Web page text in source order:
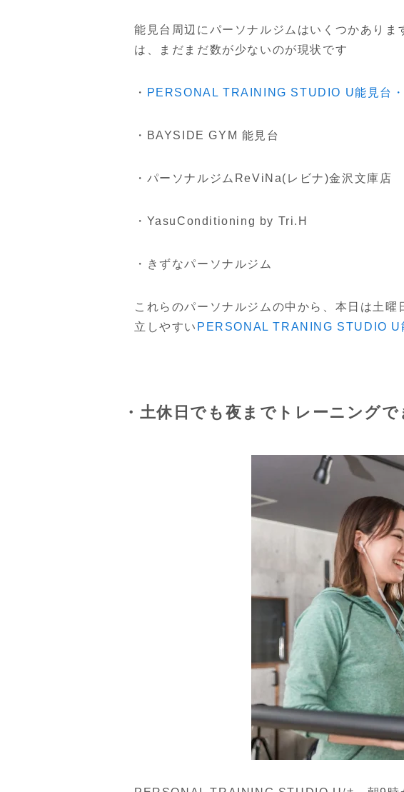
能見台周辺にパーソナルジムはいくつかあり
は、まだまだ数が少ないのが現状です
・ PERSONAL TRAINING STUDIO U能見台
・BAYSIDE GYM 能見台
・パーソナルジムReViNa(レビナ)金沢文庫店
・YasuConditioning by Tri.H
・きずなパーソナルジム
これらのパーソナルジムの中から、本日は土
立しやすい PERSONAL TRANING STUDIO U
・土休日でも夜までトレーニングで